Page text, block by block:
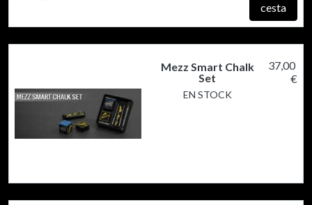
cesta
Mezz Smart Chalk
Set
EN STOCK
37,00
€